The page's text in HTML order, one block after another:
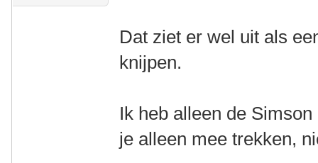
Dat ziet er wel uit als
knijpen.
Ik heb alleen de
je alleen mee trekken,